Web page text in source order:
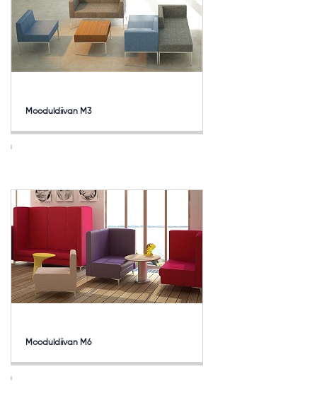
Mooduldiivan M3
Mooduldiivan M6